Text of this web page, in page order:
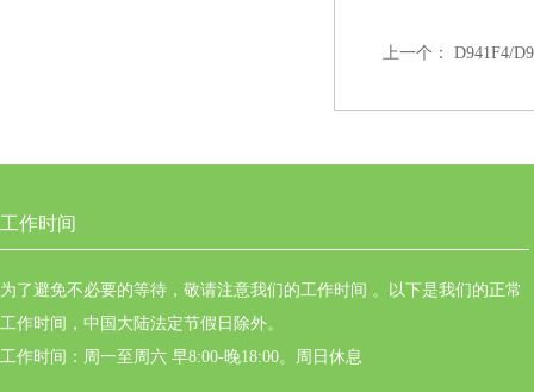
上一个： D941F4/
工作时间
为了避免不必要的等待，敬请注意我们的工作时间 。以下是我们的正常
工作时间，中国大陆法定节假日除外。
工作时间：周一至周六 早8:00-晚18:00。周日休息